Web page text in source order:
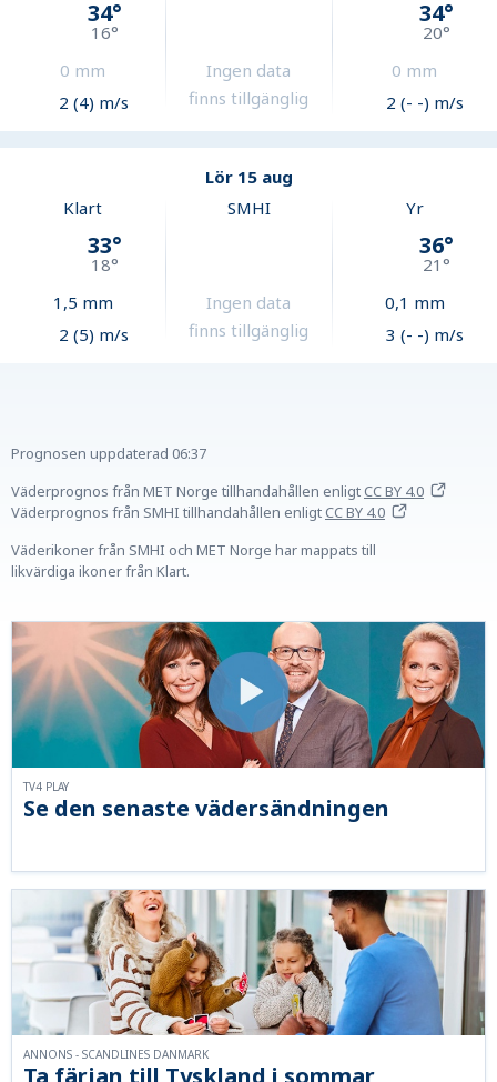
34°
16°
0 mm
2 (4) m/s
Ingen data
finns tillgänglig
34°
20°
0 mm
2 (- -) m/s
Lör 15 aug
Klart
33°
18°
1,5 mm
2 (5) m/s
SMHI
Ingen data
finns tillgänglig
Yr
36°
21°
0,1 mm
3 (- -) m/s
Prognosen uppdaterad 06:37
Väderprognos från MET Norge tillhandahållen enligtCC BY 4.0
Väderprognos från SMHI tillhandahållen enligtCC BY 4.0
Väderikoner från SMHI och MET Norge har mappats till
likvärdiga ikoner från Klart.
Se den senaste vädersändningen
TV4 PLAY
ANNONS - SCANDLINES DANMARK